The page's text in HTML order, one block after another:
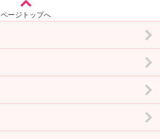
ページトップへ